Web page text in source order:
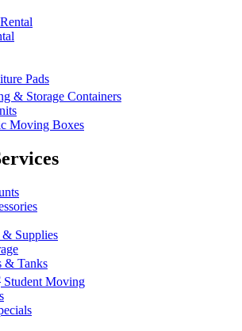
Pads
& Storage Containers
Moving Boxes
Supplies
& Tanks
Student Moving